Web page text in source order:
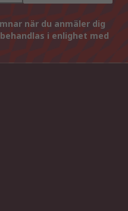
när du anmäler dig
i enlighet med